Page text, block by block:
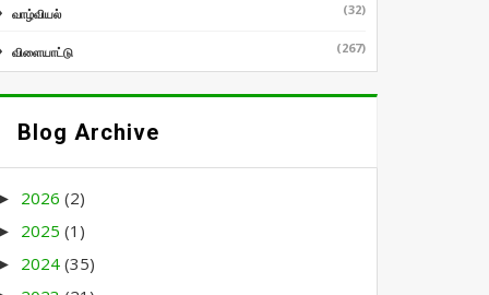
வாழ்வியல் (32)
விளையாட்டு (267)
Blog Archive
► 2026(2)
► 2025(1)
► 2024(35)